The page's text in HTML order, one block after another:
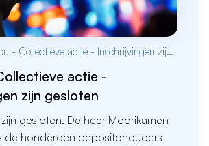
Bit4You - Collectieve actie - Inschrijvingen zijn gesloten
actie -
zijn gesloten
gesloten. De heer Modrikamen
de honderden depositohouders